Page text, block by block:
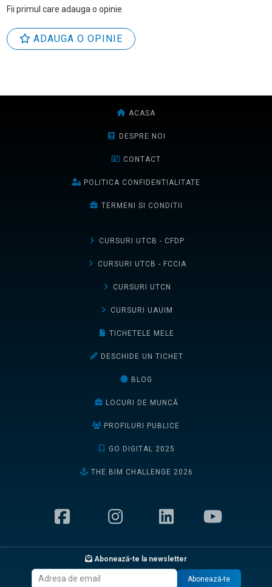
Fii primul care adauga o opinie
ADAUGA O OPINIE
ACASA
DESPRE NOI
CONTACT
POLITICA CONFIDENTIALITATE
TERMENI SI CONDITII
CURSURI UTCB - CFDP
CURSURI UTCB - FCCIA
CURSURI UTCN
CURSURI UAUIM
TICHETELE MELE
DESCHIDE UN TICHET
BLOG
LOCURI DE MUNCĂ
PROFILURI PUBLICE
GO DIGITAL 2025
THE BIM CHALLENGE 2026
Abonează-te la newsletter
Abonează-te